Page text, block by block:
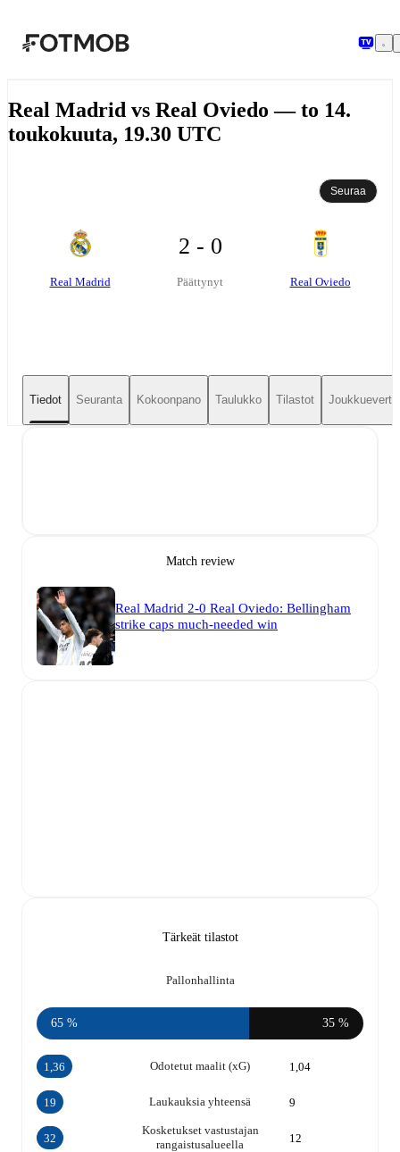
Real Madrid vs Real Oviedo — to 14.
toukokuuta, 19.30 UTC
Seuraa
Real Madrid
2 - 0
Päättynyt Real Oviedo
Tiedot Seuranta Kokoonpano Taulukko Tilastot
Match review
Real Madrid 2-0 Real Oviedo: Bellingham
strike caps much-needed win
Tärkeät tilastot
Pallonhallinta
65 % 35 %
Odotetut maalit (xG)
1,36 1,04
Laukauksia yhteensä
19 9
Kosketukset vastustajan
rangaistusalueella
32 12